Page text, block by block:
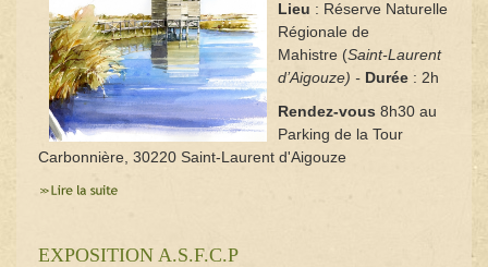
Lieu : Réserve Naturelle
Régionale de
Mahistre (Saint-Laurent
d’Aigouze) - Durée : 2h
Rendez-vous 8h30 au
Parking de la Tour
Carbonnière, 30220 Saint-Laurent d'Aigouze
EXPOSITION A.S.F.C.P